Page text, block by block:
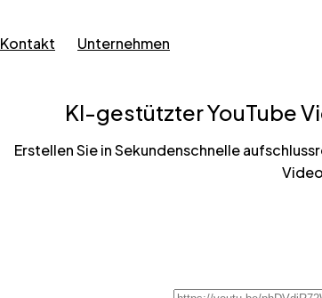
Kontakt Unternehmen
KI-gestützter YouTube
Erstellen Sie in Sekundenschnelle